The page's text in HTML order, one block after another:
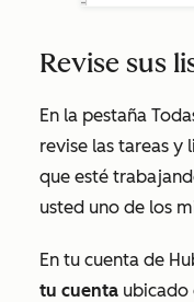
Revise sus
En la pestaña
revise las tareas y
que esté
usted uno de los
En tu cuenta de
tu cuenta ubicado